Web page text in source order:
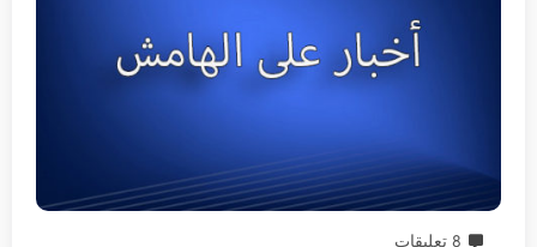
8 تعليقات